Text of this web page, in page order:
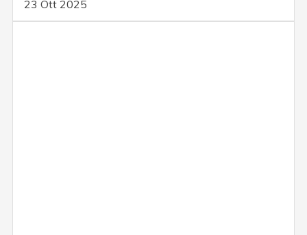
23 Ott 2025